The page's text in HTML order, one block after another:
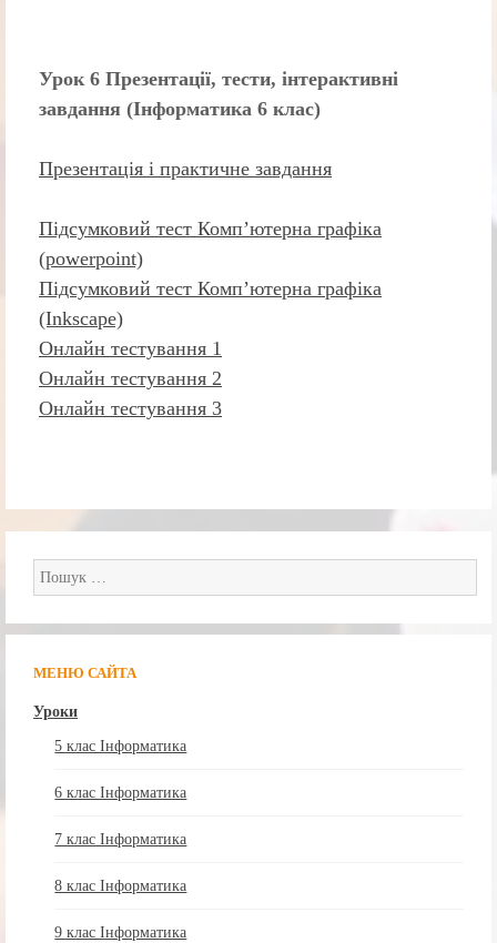
Урок 6 Презентації, тести, інтерактивні
завдання (Інформатика 6 клас)
Презентація і практичне завдання
Підсумковий тест Комп’ютерна графіка
(powerpoint)
Підсумковий тест Комп’ютерна графіка
(Inkscape)
Онлайн тестування 1
Онлайн тестування 2
Онлайн тестування 3
Пошук:
МЕНЮ САЙТА
Уроки
5 клас Інформатика
6 клас Інформатика
7 клас Інформатика
8 клас Інформатика
9 клас Інформатика